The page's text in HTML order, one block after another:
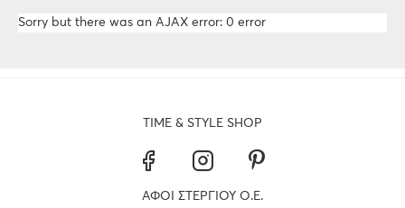
Sorry but there was an AJAX error: 0 error
TIME & STYLE SHOP
ΑΦΟΙ ΣΤΕΡΓΙΟΥ Ο.Ε.